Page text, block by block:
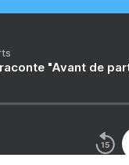
"Avant de